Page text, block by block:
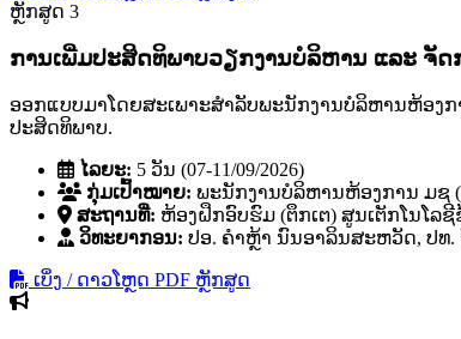
ຫຼັກສູດ 3
ການເພີ່ມປະສິດທິພາບວຽກງານບໍລິຫານ ແລະ ຈັ
ອອກແບບມາໂດຍສະເພາະສຳລັບພະນັກງານບໍລິຫານຫ້ອງກ
ປະສິດທິພາບ.
ໄລຍະ: 5 ວັນ (07-11/09/2026)
ກຸ່ມເປົ້າໝາຍ: ພະນັກງານບໍລິຫານຫ້ອງການ ມຊ
ສະຖານທີ່: ຫ້ອງຝຶກອົບຮົມ (ຕຶກເຕ) ສູນເຕັກໂນໂລ
ວິທະຍາກອນ: ປອ. ຄໍາຫຼ້າ ນົນອາລິນສະຫວັດ, ປທ.
ເບິ່ງ / ດາວໂຫຼດ PDF ຫຼັກສູດ